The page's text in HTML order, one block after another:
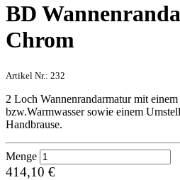
BD
Chrom
Artikel Nr.: 232
2 Loch Wannenrandarmatur mit
bzw.Warmwasser sowie einem
Handbrause.
Menge
414,10 €